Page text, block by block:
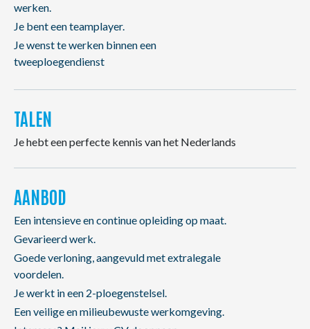
werken.
Je bent een teamplayer.
Je wenst te werken binnen een
tweeploegendienst
TALEN
Je hebt een perfecte kennis van het Nederlands
AANBOD
Een intensieve en continue opleiding op maat.
Gevarieerd werk.
Goede verloning, aangevuld met extralegale
voordelen.
Je werkt in een 2-ploegenstelsel.
Een veilige en milieubewuste werkomgeving.